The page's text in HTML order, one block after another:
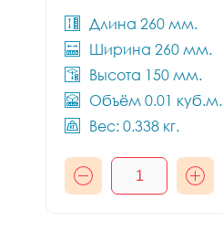
Длина 260 мм.
Ширина 260 мм.
Высота 150 мм.
Объём 0.01 куб.м.
Вес: 0.338 кг.